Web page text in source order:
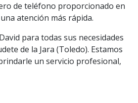
de teléfono proporcionado en
atención más rápida.
para todas sus necesidades
de la Jara (Toledo). Estamos
un servicio profesional,